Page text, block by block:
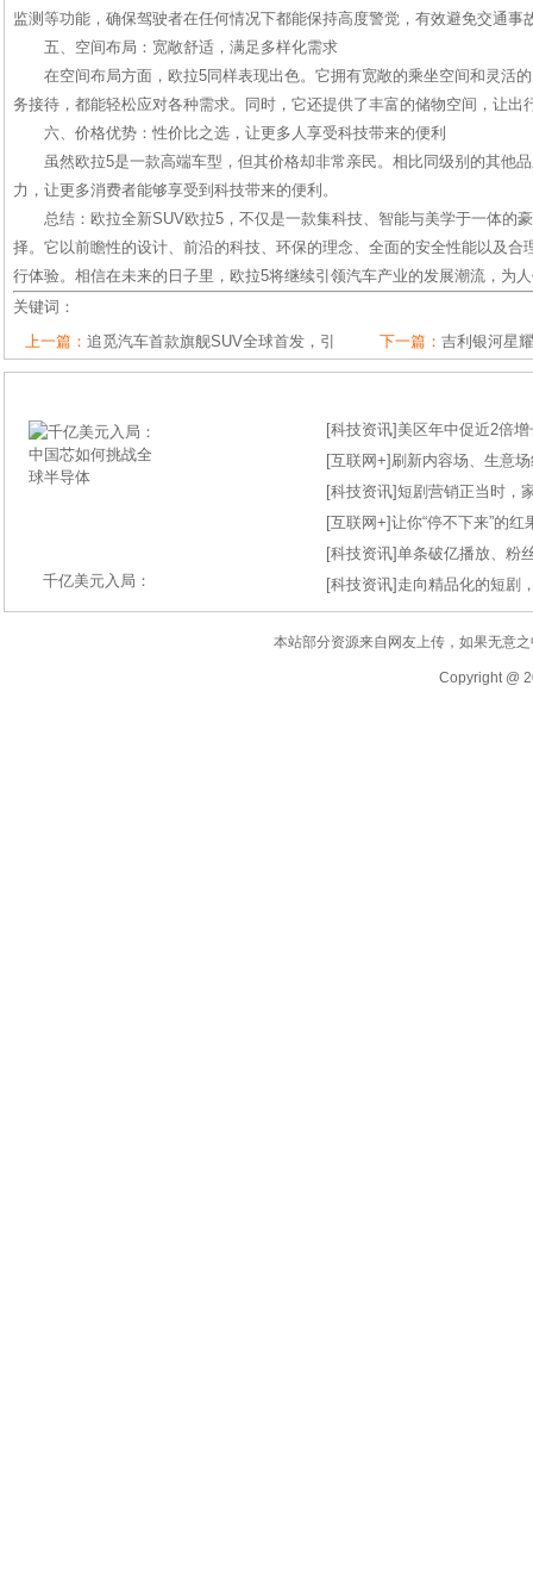
监测等功能，确保驾驶者在任何情况下都能保持高度警觉，有效避免交通事
五、空间布局：宽敞舒适，满足多样化需求
在空间布局方面，欧拉5同样表现出色。它拥有宽敞的乘坐空间和灵活
务接待，都能轻松应对各种需求。同时，它还提供了丰富的储物空间，让出
六、价格优势：性价比之选，让更多人享受科技带来的便利
虽然欧拉5是一款高端车型，但其价格却非常亲民。相比同级别的其他
力，让更多消费者能够享受到科技带来的便利。
总结：欧拉全新SUV欧拉5，不仅是一款集科技、智能与美学于一体的
择。它以前瞻性的设计、前沿的科技、环保的理念、全面的安全性能以及合
行体验。相信在未来的日子里，欧拉5将继续引领汽车产业的发展潮流，为
关键词：
上一篇： 追觅汽车首款旗舰SUV全球首发，引 下一篇： 吉利银河星
千亿美元入局：
[科技资讯] 美区年中促近2倍
[互联网+] 刷新内容场、生意
[科技资讯]短剧营销正当时，
[互联网+]让你“停不下来”的
[科技资讯]单条破亿播放、粉
[科技资讯] 走向精品化的短剧
本站部分资源来自网友上传，如果无意
Copyright @